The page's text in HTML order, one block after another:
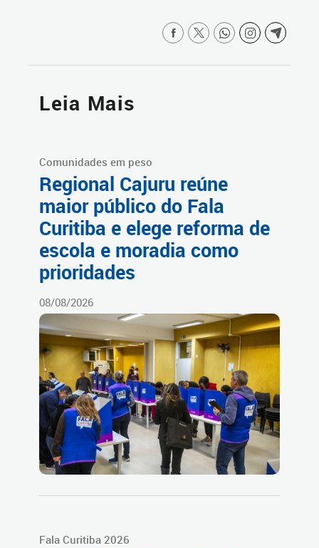
Leia Mais
Comunidades em peso
Regional Cajuru reúne
maior público do Fala
Curitiba e elege reforma de
escola e moradia como
prioridades
08/08/2026
Fala Curitiba 2026